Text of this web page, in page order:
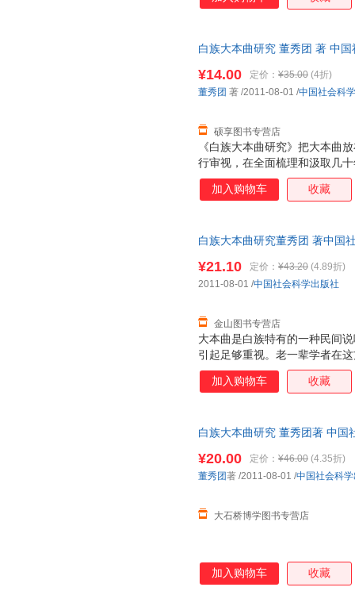
包括大本曲产生发展的社会文
等诸多问题。
白族大本曲研究 董秀团 著 中
《白族大本曲研究》把大本曲
行审视，在全面梳理和汲取几
成果基础上．较为全面、系统
包括大本曲产生发展的社会文
等诸多问题。
¥14.00 定价： ¥35.00 (4折)
硕享图书专营店
董秀团 著 /2011-08-01 /中国社会科
加入购物车 收藏
白族大本曲研究董秀团 著中国
大本曲是白族特有的一种民间
引起足够重视。老一辈学者在
言，大本曲的研究在历史源流
的空间。《白族大本曲研究》
定又充满互动的系统。进而，
关系，希望能更系统、深入地
术形式。
¥21.10 定价： ¥43.20 (4.89折)
金山图书专营店
2011-08-01 /中国社会科学出版社
加入购物车 收藏
白族大本曲研究 董秀团著 中国
¥20.00 定价： ¥46.00 (4.35折)
大石桥博学图书专营店
董秀团著 /2011-08-01 /中国社会科
加入购物车 收藏